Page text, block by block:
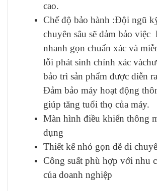
cao.
Chế độ bảo hành :Đội ngũ
chuyên sâu sẽ đảm bảo việc
nhanh gọn chuẩn xác và
lỗi phát sinh chính xác
bảo trì sản phẩm được diễn
Đảm bảo máy hoạt động
giúp tăng tuổi thọ của máy.
Màn hình điều khiển thông
dụng
Thiết kế nhỏ gọn dễ di
Công suất phù hợp với nhu
của doanh nghiệp